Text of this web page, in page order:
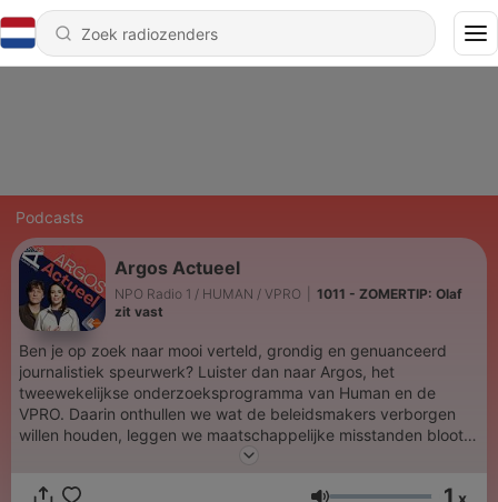
Podcasts
Argos Actueel
NPO Radio 1 / HUMAN / VPRO
1011 - ZOMERTIP: Olaf
zit vast
Ben je op zoek naar mooi verteld, grondig en genuanceerd
journalistiek speurwerk? Luister dan naar Argos, het
tweewekelijkse onderzoeksprogramma van Human en de
VPRO. Daarin onthullen we wat de beleidsmakers verborgen
willen houden, leggen we maatschappelijke misstanden bloot
en vertellen we je urgente, spannende verhalen.
1 x